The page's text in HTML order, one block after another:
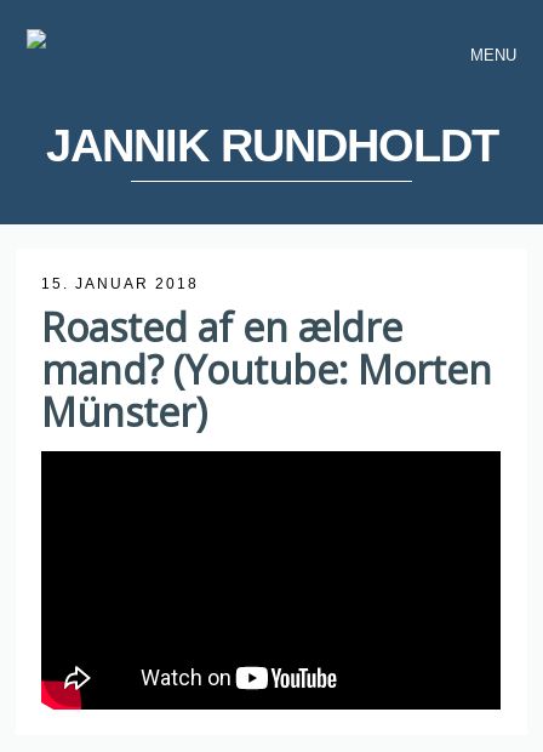
MENU
JANNIK RUNDHOLDT
15. JANUAR 2018
Roasted af en ældre
mand? (Youtube: Morten
Münster)